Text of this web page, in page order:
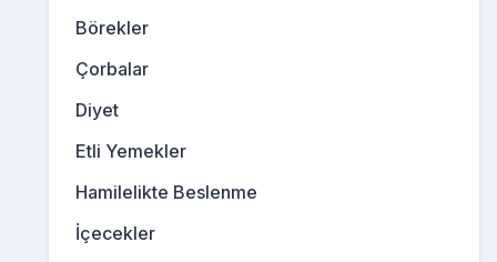
Börekler
Çorbalar
Diyet
Etli Yemekler
Hamilelikte Beslenme
İçecekler